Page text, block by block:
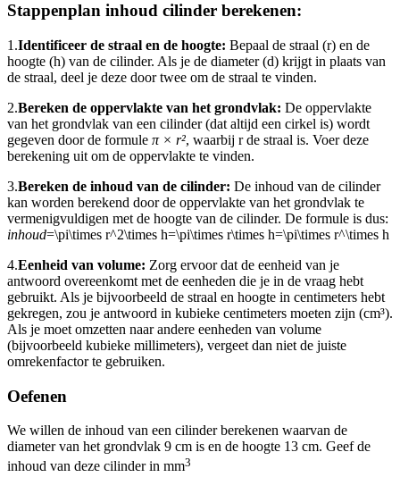
Stappenplan inhoud cilinder berekenen:
1.Identificeer de straal en de hoogte: Bepaal de straal (r) en de
hoogte (h) van de cilinder. Als je de diameter (d) krijgt in plaats van
de straal, deel je deze door twee om de straal te vinden.
2.Bereken de oppervlakte van het grondvlak: De oppervlakte
van het grondvlak van een cilinder (dat altijd een cirkel is) wordt
gegeven door de formule π × r², waarbij r de straal is. Voer deze
berekening uit om de oppervlakte te vinden.
3.Bereken de inhoud van de cilinder: De inhoud van de cilinder
kan worden berekend door de oppervlakte van het grondvlak te
vermenigvuldigen met de hoogte van de cilinder. De formule is dus:
inhoud=\pi\times r^2\times h=\pi\times r\times h=\pi\times r^\times h
4.Eenheid van volume: Zorg ervoor dat de eenheid van je
antwoord overeenkomt met de eenheden die je in de vraag hebt
gebruikt. Als je bijvoorbeeld de straal en hoogte in centimeters hebt
gekregen, zou je antwoord in kubieke centimeters moeten zijn (cm³).
Als je moet omzetten naar andere eenheden van volume
(bijvoorbeeld kubieke millimeters), vergeet dan niet de juiste
omrekenfactor te gebruiken.
Oefenen
We willen de inhoud van een cilinder berekenen waarvan de
diameter van het grondvlak 9 cm is en de hoogte 13 cm. Geef de
inhoud van deze cilinder in mm3